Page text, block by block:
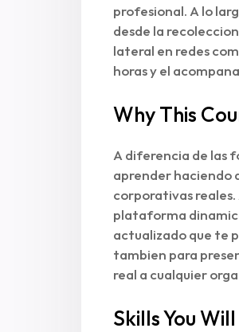
profesional. A lo
desde la
lateral en redes
horas y el
Why This
A diferencia de las
aprender haciendo
corporativas
plataforma
actualizado que te
tambien para
real a cualquier
Skills You